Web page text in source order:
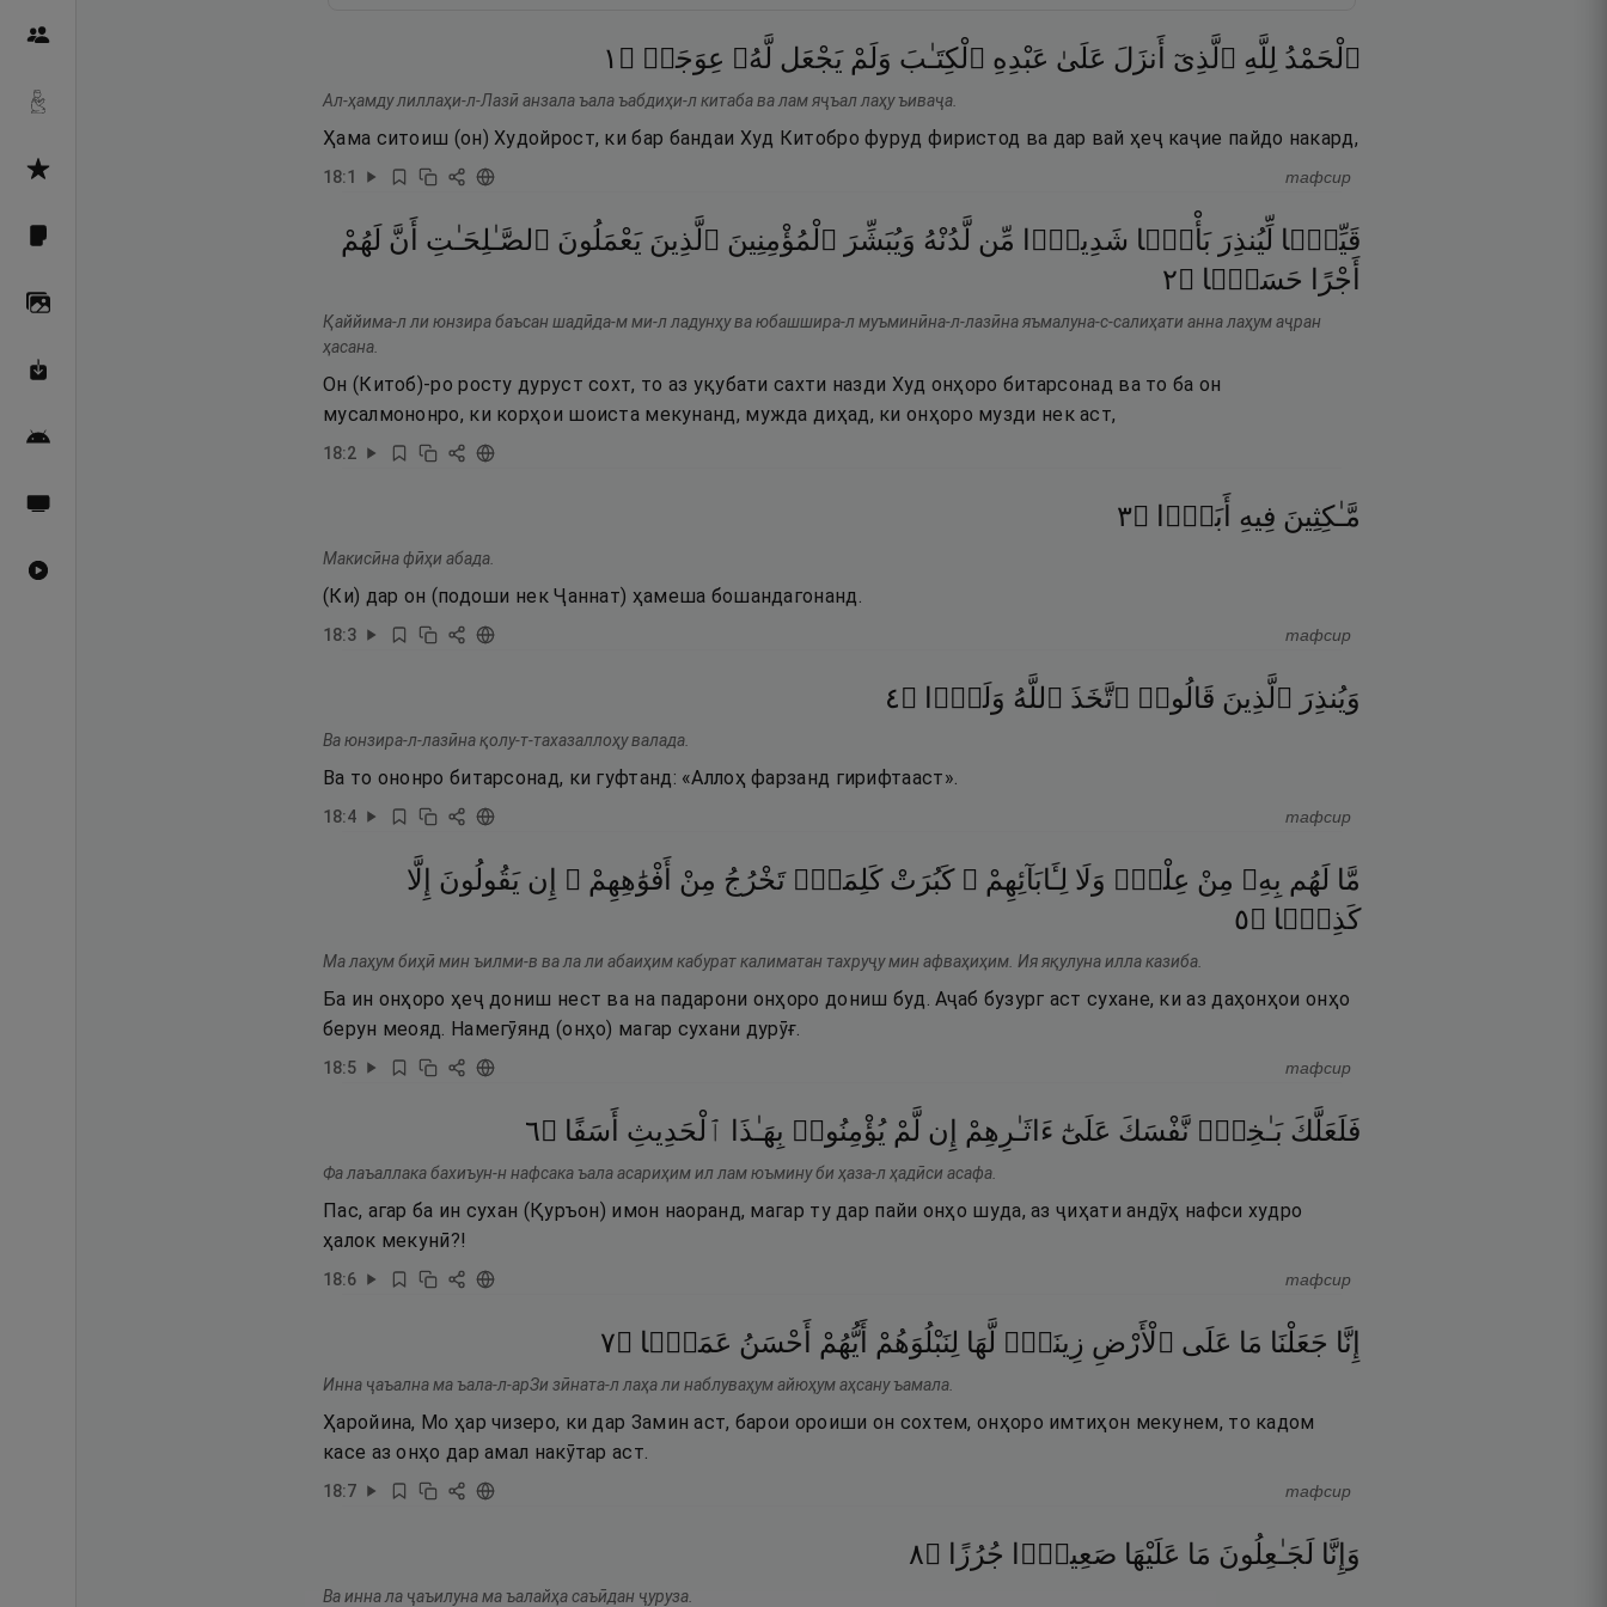
ٱلْحَمْدُ لِلَّهِ ٱلَّذِىٓ أَنزَلَ عَلَىٰ عَبْدِهِ ٱلْكِتَـٰبَ وَلَمْ يَجْعَل لَّهُۥ عِوَجَاۜ ۝ ١
Ал-ҳамду лиллаҳи-л-Лазӣ анзала ъала ъабдиҳи-л китаба ва лам яҷъал лаҳу ъиваҷа.
Ҳама ситоиш (он) Худойрост, ки бар бандаи Худ Китобро фуруд фиристод ва дар вай ҳеҷ каҷие пайдо накард,
18:1 тафсир
قَيِّمًۭا لِّيُنذِرَ بَأْسًۭا شَدِيدًۭا مِّن لَّدُنْهُ وَيُبَشِّرَ ٱلْمُؤْمِنِينَ ٱلَّذِينَ يَعْمَلُونَ ٱلصَّـٰلِحَـٰتِ أَنَّ لَهُمْ
أَجْرًا
حَسَنًۭا ۝٢
Қаййима-л ли юнзира баъсан шадӣда-м ми-л ладунҳу ва юбашшира-л муъминӣна-л-лазӣна яъмалуна-с-салиҳати анна лаҳум аҷран
ҳасана.
Он (Китоб)-ро росту дуруст сохт, то аз уқубати сахти назди Худ онҳоро битарсонад ва то ба он
мусалмононро, ки корҳои шоиста мекунанд, мужда диҳад, ки онҳоро музди нек аст,
18:2
مَّـٰكِثِينَ فِيهِ أَبَدًۭا ۝٣
Макисӣна фӣҳи абада.
(Ки) дар он (подоши нек Ҷаннат) ҳамеша бошандагонанд.
18:3 тафсир
وَيُنذِرَ ٱلَّذِينَ قَالُوا۟ ٱتَّخَذَ ٱللَّهُ وَلَدًۭا ۝٤
Ва юнзира-л-лазӣна қолу-т-тахазаллоҳу валада.
Ва то ононро битарсонад, ки гуфтанд: «Аллоҳ фарзанд гирифтааст».
18:4 тафсир
مَّا لَهُم بِهِۦ مِنْ عِلْمٍۢ وَلَا لِـَٔابَآئِهِمْ ۚ كَبُرَتْ كَلِمَةًۭ تَخْرُجُ مِنْ أَفْوَٰهِهِمْ ۚ إِن يَقُولُونَ
إِلَّا
كَذِبًۭا ۝٥
Ма лаҳум биҳӣ мин ъилми-в ва ла ли абаиҳим кабурат калиматан тахруҷу мин афваҳиҳим. Ия яқулуна илла казиба.
Ба ин онҳоро ҳеҷ дониш нест ва на падарони онҳоро дониш буд. Аҷаб бузург аст сухане, ки аз даҳонҳои онҳо
берун меояд. Намегӯянд (онҳо) магар сухани дурӯғ.
18:5 тафсир
فَلَعَلَّكَ بَـٰخِعٌۭ نَّفْسَكَ عَلَىٰٓ ءَاثَـٰرِهِمْ إِن لَّمْ يُؤْمِنُوا۟ بِهَـٰذَا ٱلْحَدِيثِ أَسَفًا ۝٦
Фа лаъаллака бахиъун-н нафсака ъала асариҳим ил лам юъмину би ҳаза-л ҳадӣси асафа.
Пас, агар ба ин сухан (Қуръон) имон наоранд, магар ту дар пайи онҳо шуда, аз ҷиҳати андӯҳ нафси худро
ҳалок мекунӣ?!
18:6 тафсир
إِنَّا جَعَلْنَا مَا عَلَى ٱلْأَرْضِ زِينَةًۭ لَّهَا لِنَبْلُوَهُمْ أَيُّهُمْ أَحْسَنُ عَمَلًۭا ۝٧
Инна ҷаъална ма ъала-л-арЗи зӣната-л лаҳа ли наблуваҳум айюҳум аҳсану ъамала.
Ҳаройина, Мо ҳар чизеро, ки дар Замин аст, барои ороиши он сохтем, онҳоро имтиҳон мекунем, то кадом
касе аз онҳо дар амал накӯтар аст.
18:7 тафсир
وَإِنَّا لَجَـٰعِلُونَ مَا عَلَيْهَا صَعِيدًۭا جُرُزًا ۝٨
Ва инна ла ҷаъилуна ма ъалайҳа саъӣдан ҷуруза.